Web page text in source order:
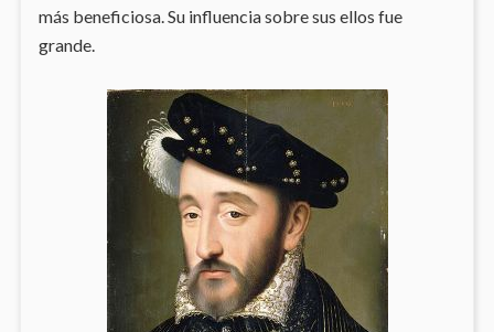
más beneficiosa. Su influencia sobre sus ellos fue
grande.